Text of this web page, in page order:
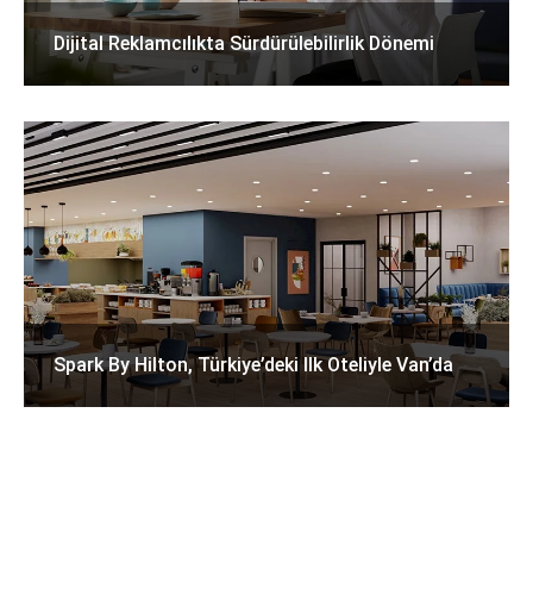
Dijital Reklamcılıkta Sürdürülebilirlik Dönemi
Spark By Hilton, Türkiye’deki Ilk Oteliyle Van’da